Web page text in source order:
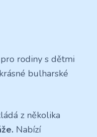
rodiny s dětmi
bulharské
z několika
Nabízí